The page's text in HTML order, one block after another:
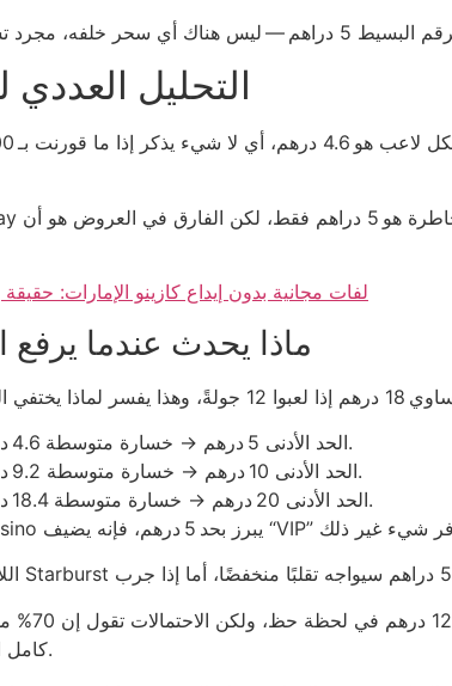
التحليل العددي
10 لفات مجانية بدون إيداع كازينو الإمارات:
ماذا يحدث عندما يرفع
الحد الأدنى 5 درهم → خسارة متوسطة 4.6 درهم لكل جولة.
الحد الأدنى 10 درهم → خسارة متوسطة 9.2 درهم لكل جولة.
الحد الأدنى 20 درهم → خسارة متوسطة 18.4 درهم لكل جولة.
العملية الحسابية
كامل المبلغ خلال 8 جولات.